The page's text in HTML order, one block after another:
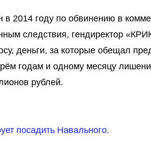
2014 году по обвинению в
следствия, гендиректор
деньги, за которые обещал
годам и одному месяцу
рублей.
посадить Навального.